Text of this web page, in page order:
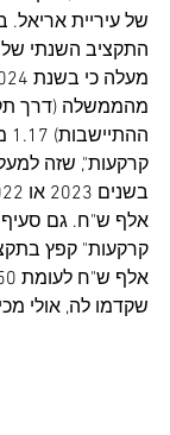
של עיריית
התקציב השנתי
מהממשלה (דרך
קרקעות", שזה
אלף ש"ח. גם סעיף
שקדמו לה, אולי